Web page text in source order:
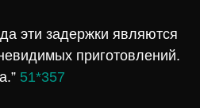
эти задержки являются
приготовлений.
51*357